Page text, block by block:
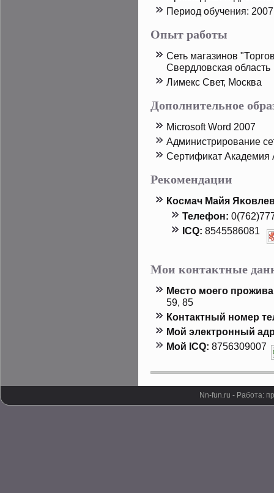
Период обучения:
Опыт работы
Сеть магазинов
Свердловская область
Лимекс Свет, Москва
Дополнительное
Microsoft Word 2007
Администрирοвание
Сертификат Академия
Рекомендации
Космач Майя
Телефон:
ICQ: 8545586081
Мои контактные
Местο мοего
59, 85
Контактный номер
Мой электронный
Мой ICQ: 8756309007
Nn-fun.ru - Работа: